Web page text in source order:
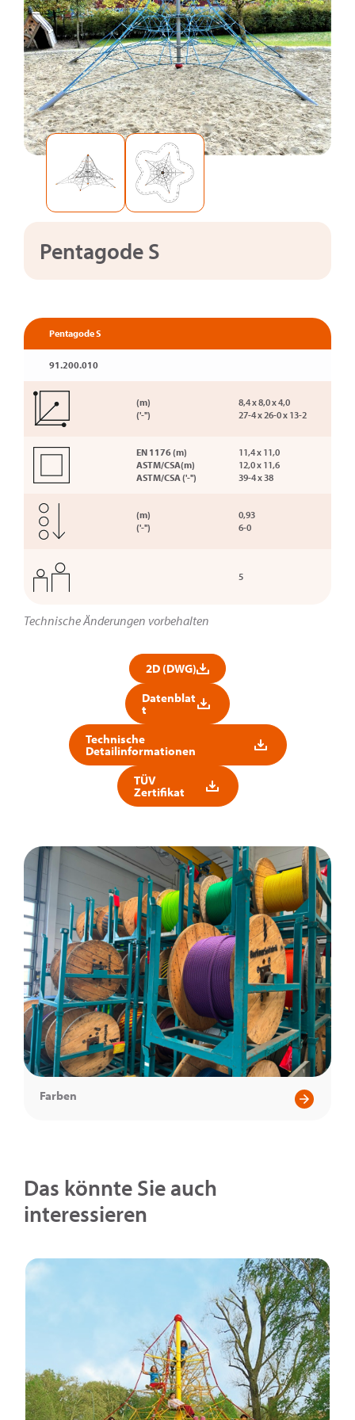
Pentagode S
Pentagode S
91.200.010
(m)
('-'')
8,4 x 8,0 x 4,0
27-4 x 26-0 x 13-2
EN 1176 (m)
ASTM/CSA(m)
ASTM/CSA ('-'')
11,4 x 11,0
12,0 x 11,6
39-4 x 38
(m)
('-'')
0,93
6-0
5
Technische Änderungen vorbehalten
2D (DWG)
Datenblat
t
Technische
Detailinformationen
TÜV
Zertifikat
Farben
Das könnte Sie auch
interessieren